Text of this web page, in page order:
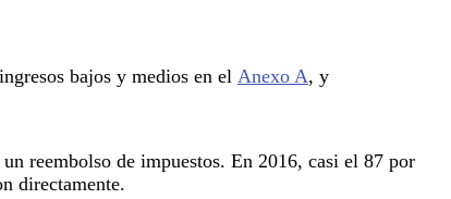
bajos y medios en el Anexo A, y
reembolso de impuestos. En 2016, casi el 87 por
directamente.